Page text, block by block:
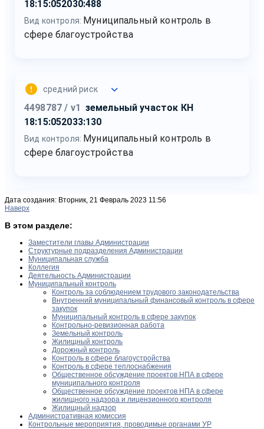
Дата создания: Вторник, 21 Февраль 2023 11:56
Наверх
В этом разделе:
Заместители главы Администрации
Структурные подразделения Администрации
Муниципальная служба
Коллегия
Деятельность Администрации
Муниципальный контроль
Контроль за соблюдением трудового законодательства
Внутренний муниципальный финансовый контроль в сфере
закупок
Муниципальный контроль в сфере закупок
Контрольно-ревизионная работа
Земельный контроль
Жилищный контроль
Дорожный контроль
Контроль в сфере благоустройства
Контроль в сфере теплоснабжения
Общественное обсуждение проектов НПА в сфере
муниципального контроля
Общественное обсуждение проектов НПА в сфере
жилищного надзора и лицензионного контроля
Жилищный надзор
Административная комиссия
Контрольные мероприятия, проводимые органами УР